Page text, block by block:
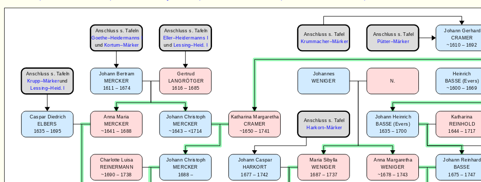
Johann Christoph
MERCKER
1688 –
Charlotte Luisa
REINERMANN
~1690 – 1738
Johann Christoph
MERCKER
~1643 – <1714
Katharina Margaretha
CRAMER
~1650 – 1741
Johann Bertram
MERCKER
1611 – 1674
Gertrud
LANGRÖTGER
1616 – 1685
Johann Gerhard
CRAMER
~1610 – 1692
Anna Maria
MERCKER
~1641 – 1688
Caspar Diedrich
ELBERS
1635 – 1695
Johann Caspar
HARKORT
1677 – 1742
Maria Sibylla
WENIGER
1687 – 1737
Johannes
WENIGER N.
Anna Margaretha
WENIGER
~1678 – 1743
Johann Reinhard
BASSE
1675 – 1747
Johann Heinrich
BASSE (Evers)
1635 – 1700
Katharina
REINHOLD
1644 – 1717
Heinrich
BASSE (Evers)
~1600 – 1669
Anschluss s. Tafeln
Krupp–Märkerund
Lessing–Heid. I
Anschluss s. Tafeln
Goethe–Heidermanns I
und Kortum–Märker
Anschluss s. Tafeln
Eller–Heidermanns I
und Lessing–Heid. I
Anschluss s. Tafel
Krummacher–Märker
Anschluss s. Tafel
Harkort–Märker
Anschluss s. Tafel
Pütter–Märker